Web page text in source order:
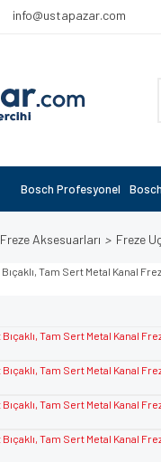
info@ustapazar.com
Bosch Profesyonel
Freze Aksesuarları Freze